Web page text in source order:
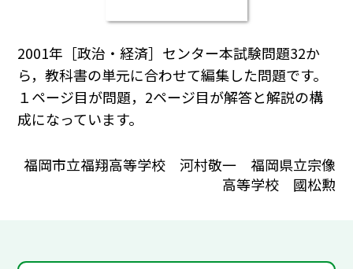
2001年［政治・経済］センター本試験問題32か
ら，教科書の単元に合わせて編集した問題です。
１ページ目が問題，2ページ目が解答と解説の構
成になっています。
福岡市立福翔高等学校 河村敬一 福岡県立宗像
高等学校 國松勲